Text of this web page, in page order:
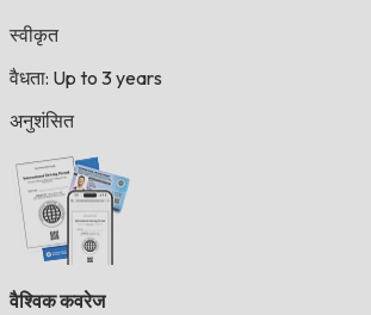
स्वीकृत
वैधता: Up to 3 years
अनुशंसित
वैश्विक कवरेज